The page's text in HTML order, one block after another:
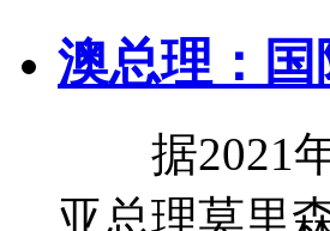
澳总理：
据2021年
亚总理莫里